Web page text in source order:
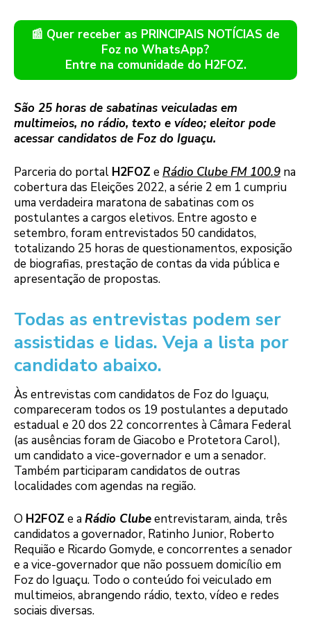
📰 Quer receber as PRINCIPAIS NOTÍCIAS de
Foz no WhatsApp?
Entre na comunidade do H2FOZ.
São 25 horas de sabatinas veiculadas em
multimeios, no rádio, texto e vídeo; eleitor pode
acessar candidatos de Foz do Iguaçu.
Parceria do portal H2FOZ e Rádio Clube FM 100.9 na
cobertura das Eleições 2022, a série 2 em 1 cumpriu
uma verdadeira maratona de sabatinas com os
postulantes a cargos eletivos. Entre agosto e
setembro, foram entrevistados 50 candidatos,
totalizando 25 horas de questionamentos, exposição
de biografias, prestação de contas da vida pública e
apresentação de propostas.
Todas as entrevistas podem ser
assistidas e lidas. Veja a lista por
candidato abaixo.
Às entrevistas com candidatos de Foz do Iguaçu,
compareceram todos os 19 postulantes a deputado
estadual e 20 dos 22 concorrentes à Câmara Federal
(as ausências foram de Giacobo e Protetora Carol),
um candidato a vice-governador e um a senador.
Também participaram candidatos de outras
localidades com agendas na região.
O H2FOZ e aRádio Clubeentrevistaram, ainda, três
candidatos a governador, Ratinho Junior, Roberto
Requião e Ricardo Gomyde, e concorrentes a senador
e a vice-governador que não possuem domicílio em
Foz do Iguaçu. Todo o conteúdo foi veiculado em
multimeios, abrangendo rádio, texto, vídeo e redes
sociais diversas.